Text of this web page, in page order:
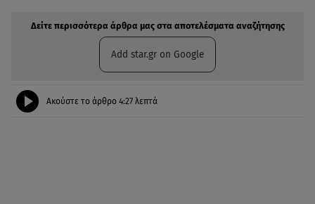
Δείτε περισσότερα άρθρα μας στα αποτελέσματα αναζήτησης
Add star.gr on Google
Ακούστε το άρθρο 4:27 λεπτά